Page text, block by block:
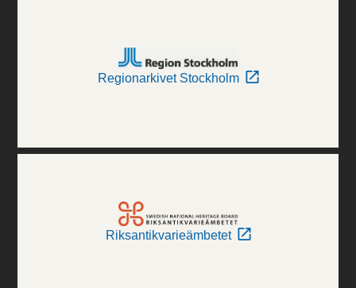
Regionarkivet Stockholm
Riksantikvarieämbetet